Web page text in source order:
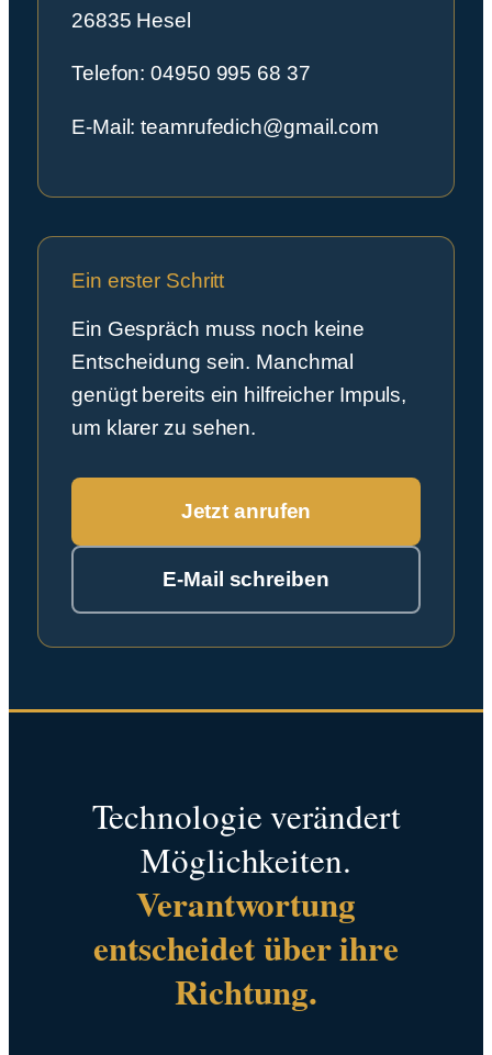
26835 Hesel
Telefon:04950 995 68 37
E-Mail:teamrufedich@gmail.com
Ein erster Schritt
Ein Gespräch muss noch keine
Entscheidung sein. Manchmal
genügt bereits ein hilfreicher Impuls,
um klarer zu sehen.
Jetzt anrufen
E-Mail schreiben
Technologie verändert
Möglichkeiten.
Verantwortung
entscheidet über ihre
Richtung.